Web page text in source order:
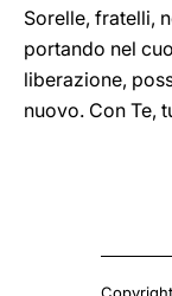
Sorelle, fratelli,
portando nel
liberazione,
nuovo. Con Te,